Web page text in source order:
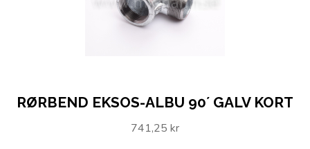
RØRBEND EKSOS-ALBU 90´ GALV KORT
741,25 kr